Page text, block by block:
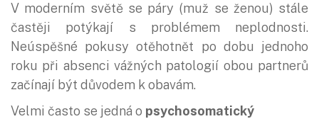
V moderním světě se páry (muž se ženou) stále
častěji potýkají s problémem neplodnosti.
Neúspěšné pokusy otěhotnět po dobu jednoho
roku při absenci vážných patologií obou partnerů
začínají být důvodem k obavám.
Velmi často se jedná o psychosomatický